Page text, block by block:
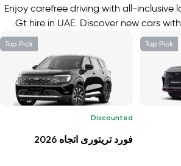
Enjoy carefree driving with all-inclusive
Gt hire in UAE.
Top Pick
Top Pick
Discounted
فورد تريتورى اتجاه 2026